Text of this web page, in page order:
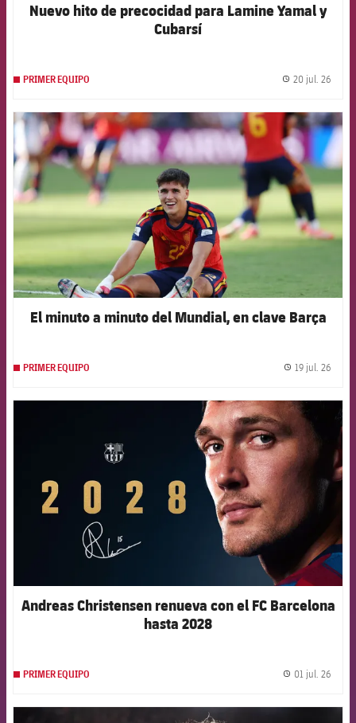
Nuevo hito de precocidad para Lamine Yamal y
Cubarsí
PRIMER EQUIPO 20 jul. 26
FCB Barcelona badge
El minuto a minuto del Mundial, en clave Barça
PRIMER EQUIPO 19 jul. 26
FCB Barcelona badge
Andreas Christensen renueva con el FC Barcelona
hasta 2028
PRIMER EQUIPO 01 jul. 26
FCB Barcelona badge